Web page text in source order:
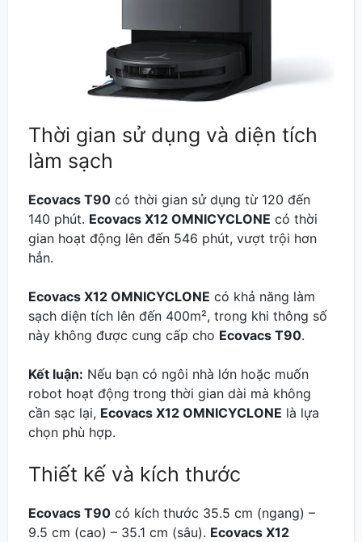
Thời gian sử dụng và diện tích
làm sạch
Ecovacs T90 có thời gian sử dụng từ 120 đến
140 phút. Ecovacs X12 OMNICYCLONE có thời
gian hoạt động lên đến 546 phút, vượt trội hơn
hẳn.
Ecovacs X12 OMNICYCLONE có khả năng làm
sạch diện tích lên đến 400m², trong khi thông số
này không được cung cấp cho Ecovacs T90.
Kết luận: Nếu bạn có ngôi nhà lớn hoặc muốn
robot hoạt động trong thời gian dài mà không
cần sạc lại, Ecovacs X12 OMNICYCLONE là lựa
chọn phù hợp.
Thiết kế và kích thước
Ecovacs T90 có kích thước 35.5 cm (ngang) –
9.5 cm (cao) – 35.1 cm (sâu). Ecovacs X12